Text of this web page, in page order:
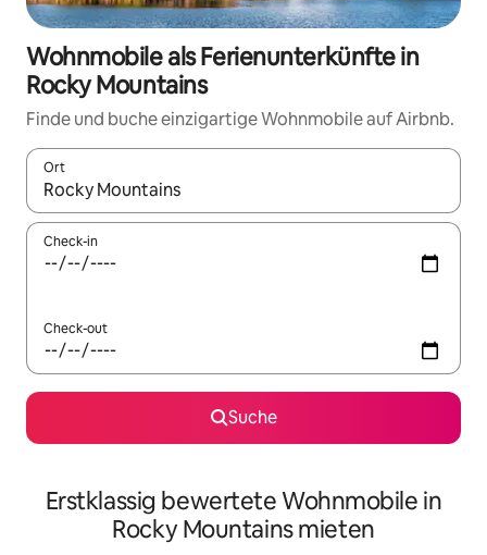
Wohnmobile als Ferienunterkünfte in
Rocky Mountains
Finde und buche einzigartige Wohnmobile auf Airbnb.
Ort
Wenn Ergebnisse verfügbar sind, navigiere mit den
Check-in
Check-out
Suche
Erstklassig bewertete Wohnmobile in
Rocky Mountains mieten